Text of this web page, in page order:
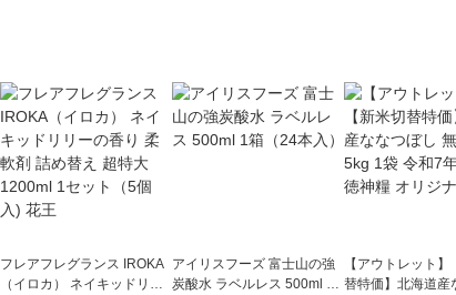
フレアフレグランス IROKA
（イロカ） ネイキッドリリ
アイリスフーズ 富士山の強
炭酸水 ラベルレス 500ml 1
【アウトレット】
替特価】北海道産